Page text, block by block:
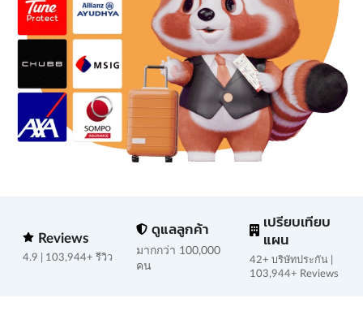
Reviews
4.9 | 103,944+ รีวิว
ดูแลลูกค้า
มากกว่า 100,000
คน
เปรียบเทียบ
แผน
42+ บริษัทประกัน |
103,944+ Reviews